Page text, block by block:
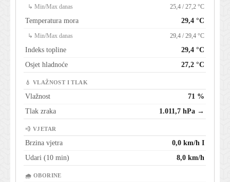
↳ Min/Max danas 25,4 / 27,2 °C
Temperatura mora 29,4 °C
↳ Min/Max danas 29,4 / 29,4 °C
Indeks topline
29,4 °C
Osjet hladnoće
27,2 °C
💧 VLAŽNOST I TLAK
Vlažnost
71 %
Tlak zraka
1.011,7 hPa →
💨 VJETAR
Brzina vjetra
0,0 km/h I
Udari (10 min)
8,0 km/h
🌧 OBORINE